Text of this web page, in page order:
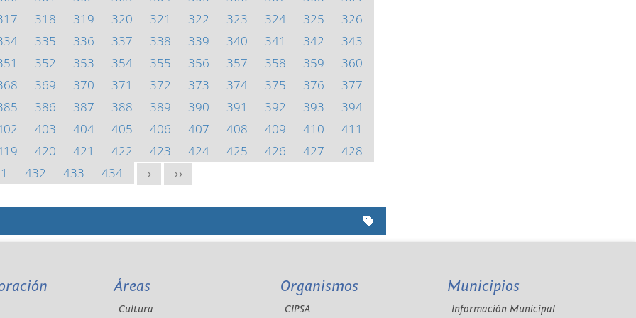
318 319 320 321 322 323 324 325
326
335 336 337 338 339 340 341 342
343
352 353 354 355 356 357 358 359
360
369 370 371 372 373 374 375 376
377
386 387 388 389 390 391 392 393
394
403 404 405 406 407 408 409 410
411
420 421 422 423 424 425 426 427
428
432 433 434 > >>
Áreas
Cultura
Organismos
CIPSA
Municipios
Información Municipal